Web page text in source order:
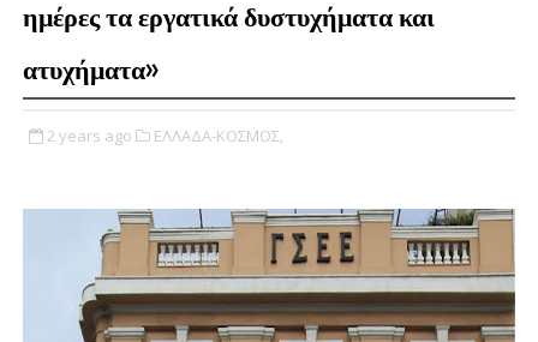
ημέρες τα εργατικά δυστυχήματα και
ατυχήματα»
2 years ago ΕΛΛΑΔΑ-ΚΟΣΜΟΣ,